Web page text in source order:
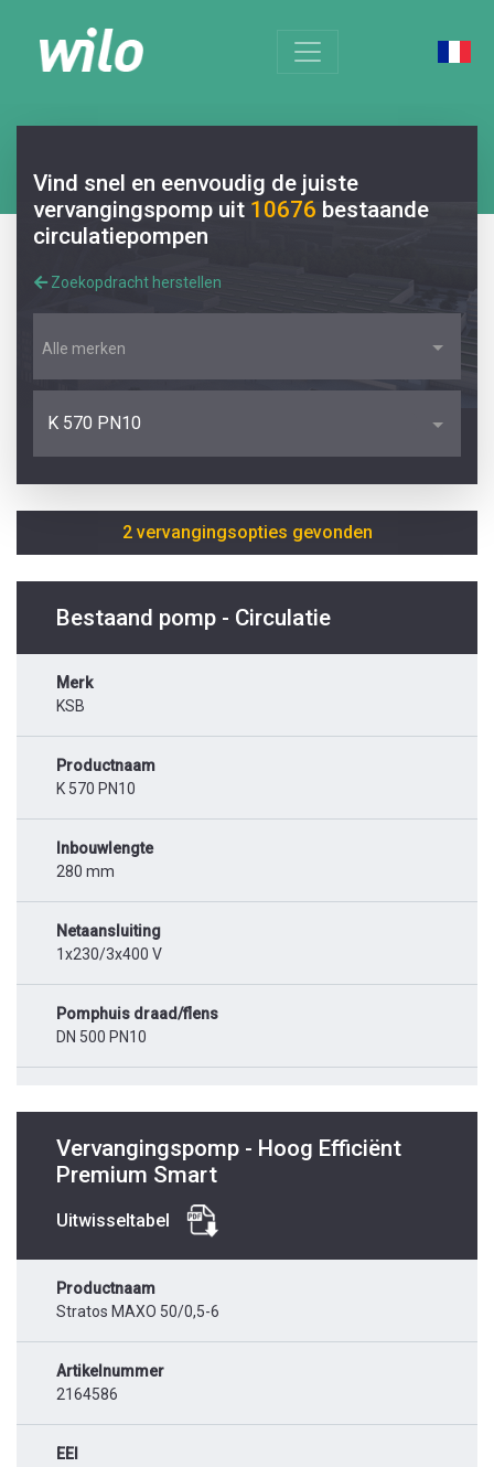
Vind snel en eenvoudig de juiste
vervangingspomp uit 10676 bestaande
circulatiepompen
Zoekopdracht herstellen
Alle merken
K 570 PN10
2 vervangingsopties gevonden
Bestaand pomp - Circulatie
Merk
KSB
Productnaam
K 570 PN10
Inbouwlengte
280 mm
Netaansluiting
1x230/3x400 V
Pomphuis draad/flens
DN 500 PN10
Vervangingspomp - Hoog Efficiënt
Premium Smart
Uitwisseltabel
Productnaam
Stratos MAXO 50/0,5-6
Artikelnummer
2164586
EEI